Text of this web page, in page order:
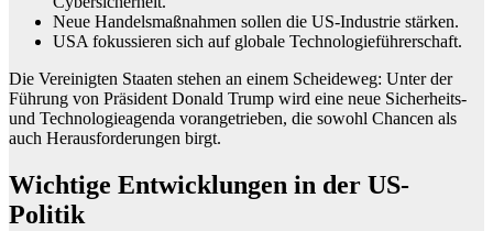
Neue Handelsmaßnahmen sollen die US-Industrie stärken.
USA fokussieren sich auf globale Technologieführerschaft.
Die Vereinigten Staaten stehen an einem Scheideweg: Unter der
Führung von Präsident Donald Trump wird eine neue Sicherheits-
und Technologieagenda vorangetrieben, die sowohl Chancen als
auch Herausforderungen birgt.
Wichtige Entwicklungen in der US-
Politik